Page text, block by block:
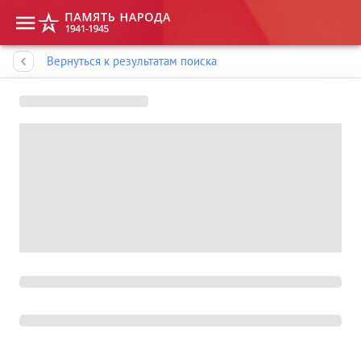
Вернуться к результатам поиска
Память народа